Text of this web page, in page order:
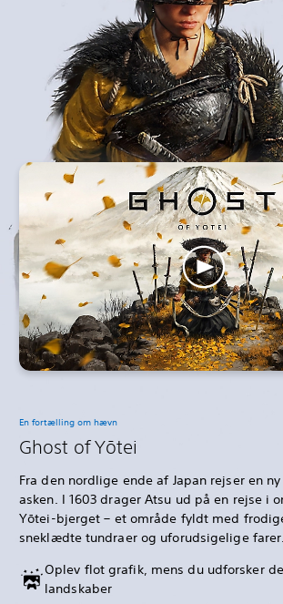
En fortælling om hævn
Ghost of Yōtei
Fra den nordlige ende af Japan rejser en
asken. I 1603 drager Atsu ud på en rejse i
Yōtei-bjerget – et område fyldt med
sneklædte tundraer og uforudsigelige farer.
Oplev flot grafik, mens du udforsker
landskaber